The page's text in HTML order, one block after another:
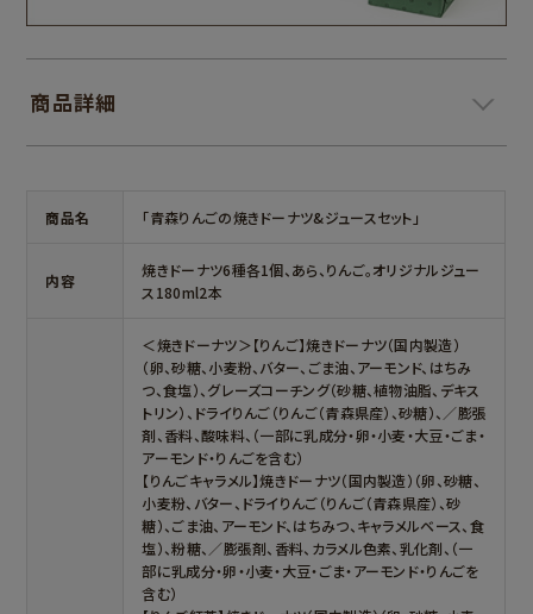
商品詳細 ＞
商品名 「青森りんごの焼きドーナツ&ジュースセット」
内容
焼きドーナツ6種各1個、あら、りんご。オリジナルジュー
ス180ml2本
＜焼きドーナツ＞【りんご】焼きドーナツ（国内製造）
（卵、砂糖、小麦粉、バター、ごま油、アーモンド、はちみ
つ、食塩）、グレーズコーチング（砂糖、植物油脂、デキス
トリン）、ドライりんご（りんご（青森県産）、砂糖）、／膨張
剤、香料、酸味料、（一部に乳成分・卵・小麦・大豆・ごま・
アーモンド・りんごを含む）
【りんごキャラメル】焼きドーナツ（国内製造）（卵、砂糖、
小麦粉、バター、ドライりんご（りんご（青森県産）、砂
糖）、ごま油、アーモンド、はちみつ、キャラメルベース、食
塩）、粉糖、／膨張剤、香料、カラメル色素、乳化剤、（一
部に乳成分・卵・小麦・大豆・ごま・アーモンド・りんごを
含む）